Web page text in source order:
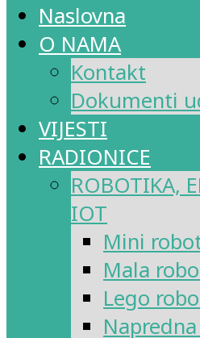
Naslovna
O NAMA
Kontakt
Dokumenti
VIJESTI
RADIONICE
ROBOTIKA,
IOT
Mini
Mala
Lego